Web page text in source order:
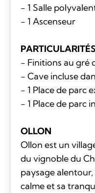
- 1 Salle
- 1 Ascenseur
- Finitions au gré
- Cave incluse
- 1 Place de parc
- 1 Place de parc
OLLON
Ollon est un
du vignoble du
paysage
calme et sa